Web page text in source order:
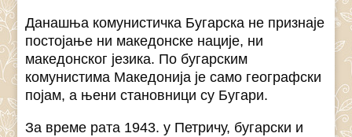
Данашња комунистичка Бугарска не признаје
постојање ни македонске нације, ни
македонског језика. По бугарским
комунистима Македонија је само географски
појам, а њени становници су Бугари.
За време рата 1943. у Петричу, бугарски и